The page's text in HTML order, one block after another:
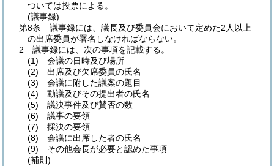
ついては投票による。
(議事録)
第8条
議事録には、議長及び委員会において定めた2人以上
の出席委員が署名しなければならない。
2
議事録には、次の事項を記載する。
(1)
会議の日時及び場所
(2)
出席及び欠席委員の氏名
(3)
会議に附した議案の題目
(4)
動議及びその提出者の氏名
(5)
議決事件及び賛否の数
(6)
議事の要領
(7)
採決の要領
(8)
会議に出席した者の氏名
(9)
その他会長が必要と認めた事項
(補則)